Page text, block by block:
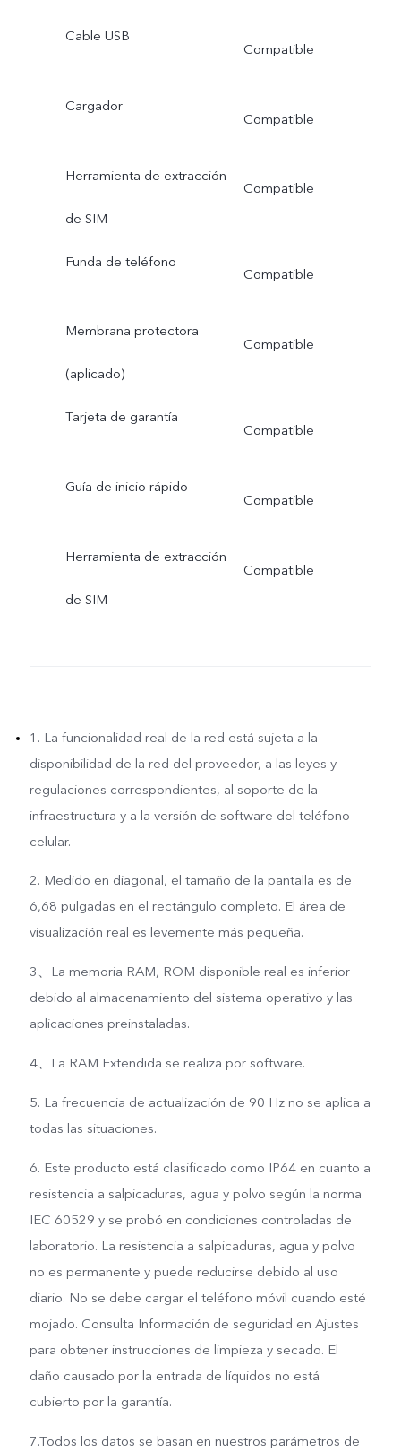
Cable USB
Compatible
Cargador
Compatible
Herramienta de extracción
de SIM
Compatible
Funda de teléfono
Compatible
Membrana protectora
(aplicado)
Compatible
Tarjeta de garantía
Compatible
Guía de inicio rápido
Compatible
Herramienta de extracción
de SIM
Compatible
1. La funcionalidad real de la red está sujeta a la
disponibilidad de la red del proveedor, a las leyes y
regulaciones correspondientes, al soporte de la
infraestructura y a la versión de software del teléfono
celular.
2. Medido en diagonal, el tamaño de la pantalla es de
6,68 pulgadas en el rectángulo completo. El área de
visualización real es levemente más pequeña.
3、La memoria RAM, ROM disponible real es inferior
debido al almacenamiento del sistema operativo y las
aplicaciones preinstaladas.
4、La RAM Extendida se realiza por software.
5. La frecuencia de actualización de 90 Hz no se aplica a
todas las situaciones.
6. Este producto está clasificado como IP64 en cuanto a
resistencia a salpicaduras, agua y polvo según la norma
IEC 60529 y se probó en condiciones controladas de
laboratorio. La resistencia a salpicaduras, agua y polvo
no es permanente y puede reducirse debido al uso
diario. No se debe cargar el teléfono móvil cuando esté
mojado. Consulta Información de seguridad en Ajustes
para obtener instrucciones de limpieza y secado. El
daño causado por la entrada de líquidos no está
cubierto por la garantía.
7.Todos los datos se basan en nuestros parámetros de